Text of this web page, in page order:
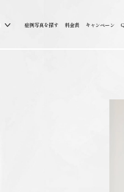
症例写真を探す 料金表 キャンペーン